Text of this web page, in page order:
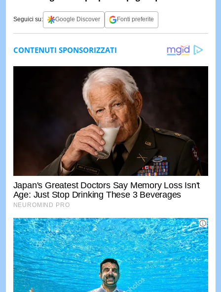
Seguici su: Google Discover Fonti preferite